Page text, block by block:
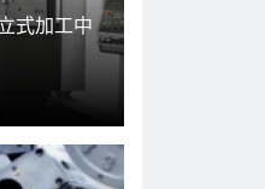
式加工中